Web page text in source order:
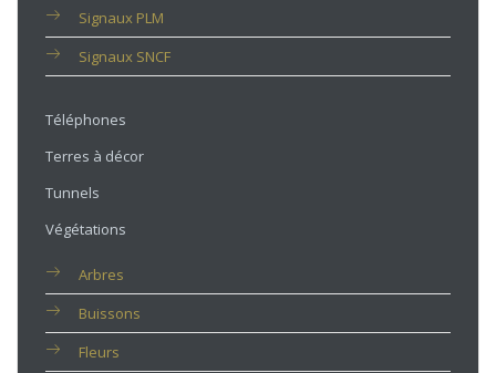
Signaux PLM
Signaux SNCF
Téléphones
Terres à décor
Tunnels
Végétations
Arbres
Buissons
Fleurs